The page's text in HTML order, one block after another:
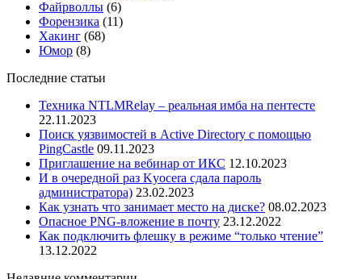
Файрволлы (6)
Форензика (11)
Хакинг (68)
Юмор (8)
Последние статьи
Техника NTLMRelay – реальная имба на пентесте
22.11.2023
Поиск уязвимостей в Active Directory с помощью
PingCastle 09.11.2023
Приглашение на вебинар от ИКС 12.10.2023
И в очередной раз Kyocera сдала пароль
администратора) 23.02.2023
Как узнать что занимает место на диске? 08.02.2023
Опасное PNG-вложение в почту 23.12.2022
Как подключить флешку в режиме “только чтение”
13.12.2022